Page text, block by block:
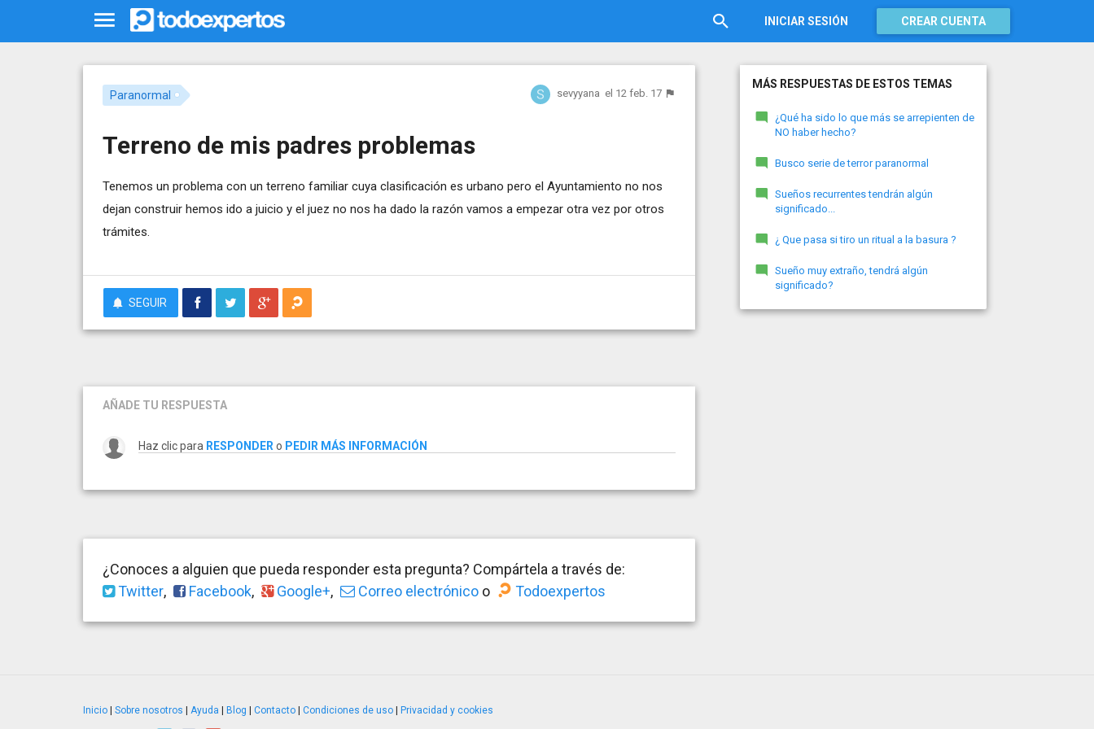
INICIAR SESIÓN CREAR CUENTA
Paranormal sevyyana el 12 feb. 17
Terreno de mis padres problemas
Tenemos un problema con un terreno familiar cuya clasificación es urbano pero el Ayuntamiento no nos
dejan construir hemos ido a juicio y el juez no nos ha dado la razón vamos a empezar otra vez por otros
trámites.
SEGUIR
AÑADE TU RESPUESTA
Haz clic para RESPONDER o PEDIR MÁS INFORMACIÓN
¿Conoces a alguien que pueda responder esta pregunta? Compártela a través de:
Twitter, Facebook, Google+, Correo electrónico o Todoexpertos
MÁS RESPUESTAS DE ESTOS TEMAS
¿Qué ha sido lo que más se arrepienten de
NO haber hecho?
Busco serie de terror paranormal
Sueños recurrentes tendrán algún
significado...
¿ Que pasa si tiro un ritual a la basura ?
Sueño muy extraño, tendrá algún
significado?
Inicio | Sobre nosotros | Ayuda | Blog | Contacto | Condiciones de uso | Privacidad y cookies